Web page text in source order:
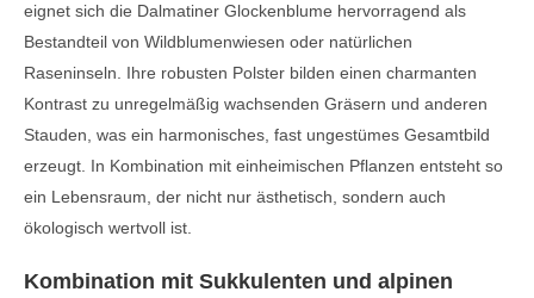
eignet sich die Dalmatiner Glockenblume hervorragend als
Bestandteil von Wildblumenwiesen oder natürlichen
Raseninseln. Ihre robusten Polster bilden einen charmanten
Kontrast zu unregelmäßig wachsenden Gräsern und anderen
Stauden, was ein harmonisches, fast ungestümes Gesamtbild
erzeugt. In Kombination mit einheimischen Pflanzen entsteht so
ein Lebensraum, der nicht nur ästhetisch, sondern auch
ökologisch wertvoll ist.
Kombination mit Sukkulenten und alpinen